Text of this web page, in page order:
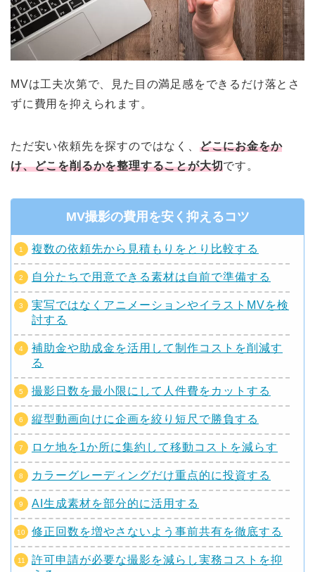
MVは工夫次第で、見た目の満足感をできるだけ落とさ
ずに費用を抑えられます。
ただ安い依頼先を探すのではなく、 どこにお金をか
け、どこを削るかを整理することが大切です。
MV撮影の費用を安く抑えるコツ
複数の依頼先から見積もりをとり比較する
自分たちで用意できる素材は自前で準備する
実写ではなくアニメーションやイラストMVを検
討する
補助金や助成金を活用して制作コストを削減す
る
撮影日数を最小限にして人件費をカットする
縦型動画向けに企画を絞り短尺で勝負する
ロケ地を1か所に集約して移動コストを減らす
カラーグレーディングだけ重点的に投資する
AI生成素材を部分的に活用する
修正回数を増やさないよう事前共有を徹底する
許可申請が必要な撮影を減らし実務コストを抑